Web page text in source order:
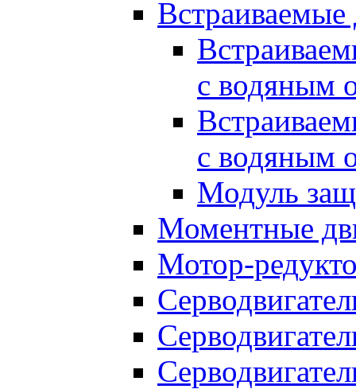
Встраиваемые
с водяным
с водяным
Модуль
Моментные
Мотор-